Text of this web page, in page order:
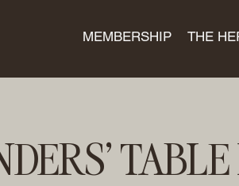
MEMBERSHIP THE